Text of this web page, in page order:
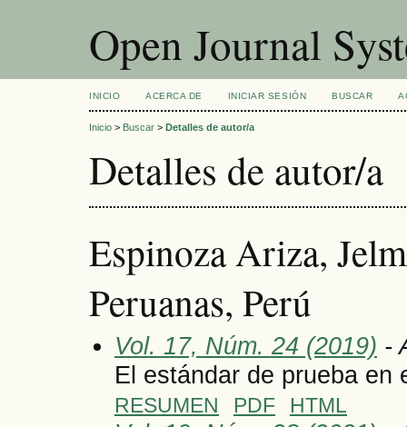
Open Journal
INICIO ACERCA DE INICIAR SESIÓN BUSCAR
Inicio > Buscar > Detalles de autor/a
Detalles de autor/a
Espinoza Ariza,
Peruanas, Perú
Vol. 17, Núm. 24 (2019) -
El estándar de prueba en
RESUMEN PDF HTML